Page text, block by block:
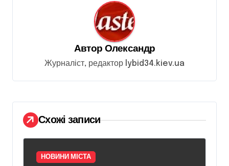
а
п
и
с
Автор Олександр
Журналіст, редактор lybid34.kiev.ua
Схожі записи
НОВИНИ МІСТА